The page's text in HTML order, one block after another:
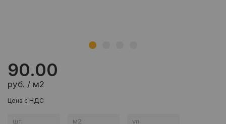
90.00
руб. / м2
Цена с НДС
шт. м2 уп.